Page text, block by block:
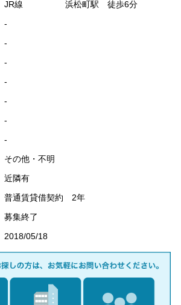
JR線 浜松町駅 徒歩6分
-
-
-
-
-
-
-
その他・不明
近隣有
普通賃貸借契約 2年
募集終了
2018/05/18